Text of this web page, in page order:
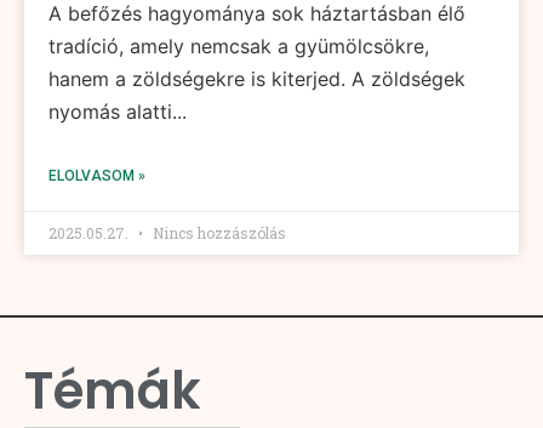
A befőzés hagyománya sok háztartásban élő
tradíció, amely nemcsak a gyümölcsökre,
hanem a zöldségekre is kiterjed. A zöldségek
nyomás alatti...
ELOLVASOM »
2025.05.27. Nincs hozzászólás
Témák